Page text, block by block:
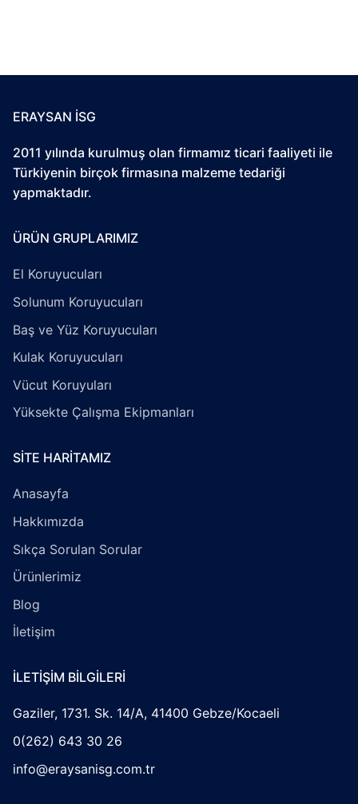
ERAYSAN İSG
2011 yılında kurulmuş olan firmamız ticari faaliyeti ile
Türkiyenin birçok firmasına malzeme tedariği
yapmaktadır.
ÜRÜN GRUPLARIMIZ
El Koruyucuları
Solunum Koruyucuları
Baş ve Yüz Koruyucuları
Kulak Koruyucuları
Vücut Koruyuları
Yüksekte Çalışma Ekipmanları
SITE HARITAMIZ
Anasayfa
Hakkımızda
Sıkça Sorulan Sorular
Ürünlerimiz
Blog
İletişim
İLETIŞIM BILGILERI
Gaziler, 1731. Sk. 14/A, 41400 Gebze/Kocaeli
0(262) 643 30 26
info@eraysanisg.com.tr